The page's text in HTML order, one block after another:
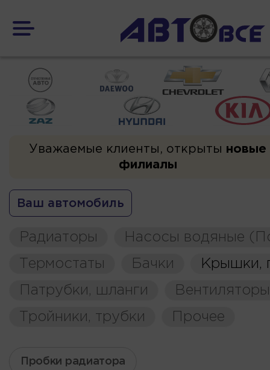
Уважаемые клиенты, открыты новые
филиалы
Ваш автомобиль
Радиаторы
Насосы водяные
Термостаты
Бачки
Крышки,
Патрубки, шланги
Тройники, трубки
Прочее
Пробки радиатора